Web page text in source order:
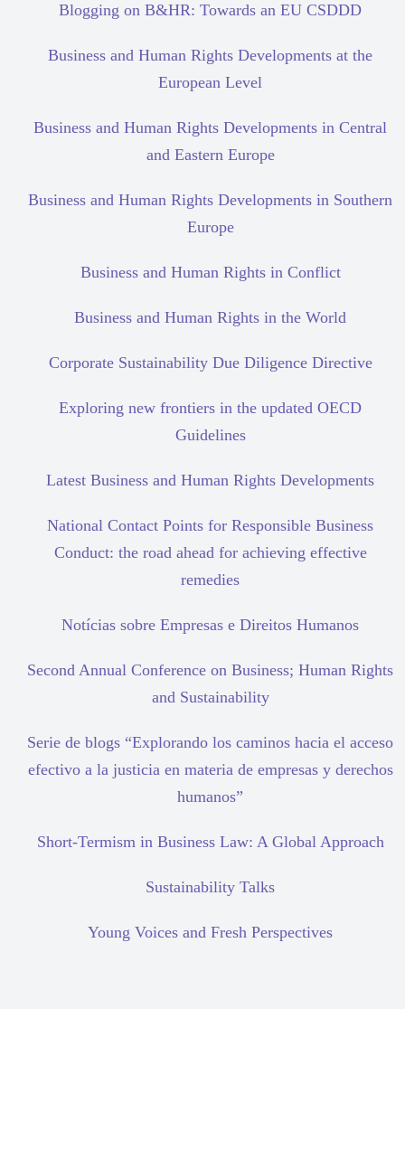
Blogging on B&HR: Towards an EU CSDDD
Business and Human Rights Developments at the
European Level
Business and Human Rights Developments in Central
and Eastern Europe
Business and Human Rights Developments in Southern
Europe
Business and Human Rights in Conflict
Business and Human Rights in the World
Corporate Sustainability Due Diligence Directive
Exploring new frontiers in the updated OECD
Guidelines
Latest Business and Human Rights Developments
National Contact Points for Responsible Business
Conduct: the road ahead for achieving effective
remedies
Notícias sobre Empresas e Direitos Humanos
Second Annual Conference on Business; Human Rights
and Sustainability
Serie de blogs “Explorando los caminos hacia el acceso
efectivo a la justicia en materia de empresas y derechos
humanos”
Short-Termism in Business Law: A Global Approach
Sustainability Talks
Young Voices and Fresh Perspectives